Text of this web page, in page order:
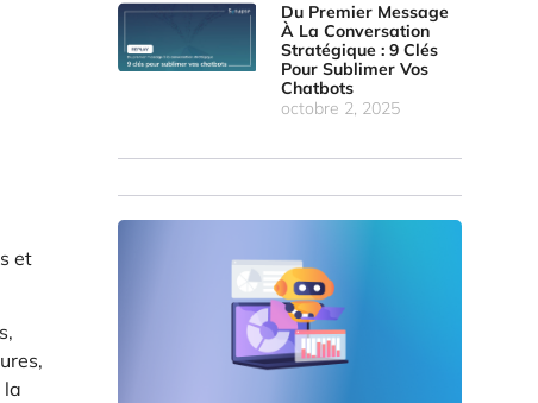
et
la
Du Premier Message
À La Conversation
Stratégique : 9 Clés
Pour Sublimer Vos
Chatbots
octobre 2, 2025